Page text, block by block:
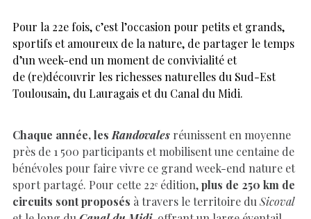
Pour la 22e fois, c’est l’occasion pour petits et grands,
sportifs et amoureux de la nature, de partager le temps
d’un week-end un moment de convivialité et
de (re)découvrir les richesses naturelles du Sud-Est
Toulousain, du Lauragais et du Canal du Midi.
Chaque année, les Randovales réunissent en moyenne
près de 1 500 participants et mobilisent une centaine de
bénévoles pour faire vivre ce grand week-end nature et
sport partagé. Pour cette 22ᵉ édition,plus de 250 km de
circuits sont proposés à travers le territoire du Sicoval